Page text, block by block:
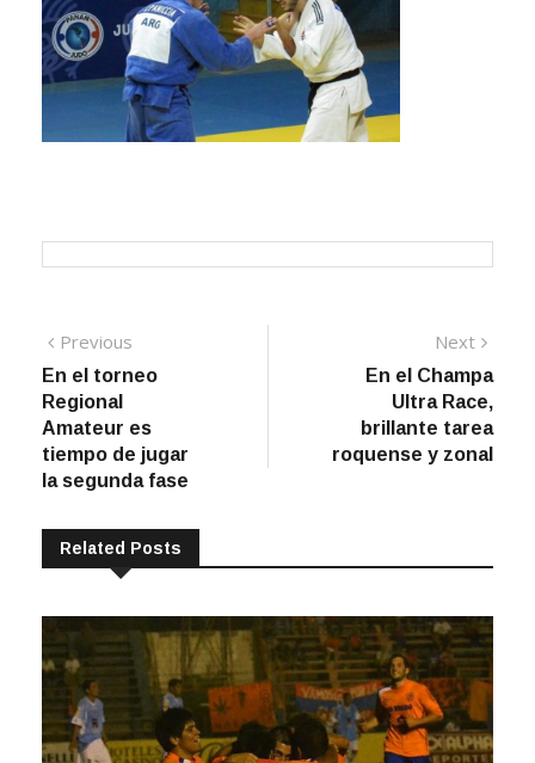
Navegación
de
entradas
Previous
post:
En el torneo
Regional
Amateur es
tiempo de jugar
la segunda fase
Next
post:
En el Champa
Ultra Race,
brillante tarea
roquense y zonal
Related Posts